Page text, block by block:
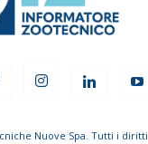
Nuove Spa. Tutti i diritti